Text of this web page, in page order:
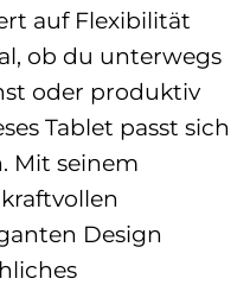
auf Flexibilität
ob du unterwegs
oder produktiv
Tablet passt sich
Mit seinem
Design